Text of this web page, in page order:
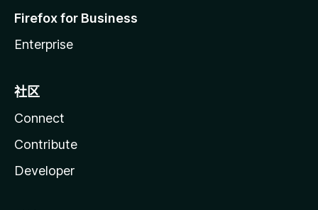
Firefox for Business
Enterprise
社区
Connect
Contribute
Developer